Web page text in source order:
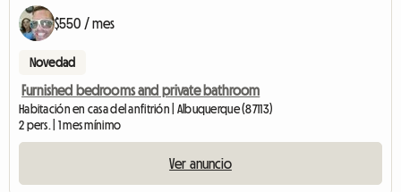
$550 / mes
Novedad
Furnished bedrooms and private bathroom
Habitación en casa del anfitrión | Albuquerque (87113)
2 pers. | 1 mes mínimo
Ver anuncio